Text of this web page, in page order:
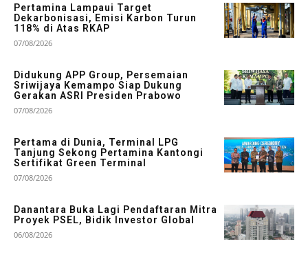
Pertamina Lampaui Target
Dekarbonisasi, Emisi Karbon Turun
118% di Atas RKAP
07/08/2026
Didukung APP Group, Persemaian
Sriwijaya Kemampo Siap Dukung
Gerakan ASRI Presiden Prabowo
07/08/2026
Pertama di Dunia, Terminal LPG
Tanjung Sekong Pertamina Kantongi
Sertifikat Green Terminal
07/08/2026
Danantara Buka Lagi Pendaftaran Mitra
Proyek PSEL, Bidik Investor Global
06/08/2026